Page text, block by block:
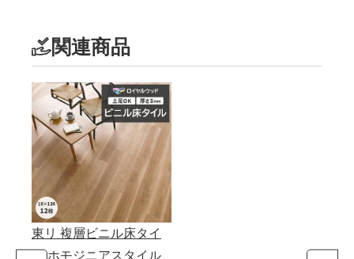
関連商品
東リ 複層ビニル床タイ
ル ホモジニアスタイル